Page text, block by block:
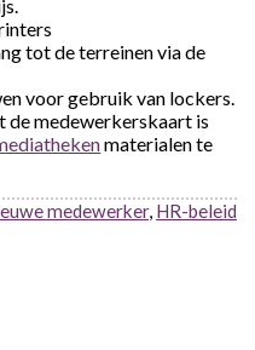
tot de terreinen via de
voor gebruik van lockers.
de medewerkerskaart is
materialen te
medewerker, HR-beleid